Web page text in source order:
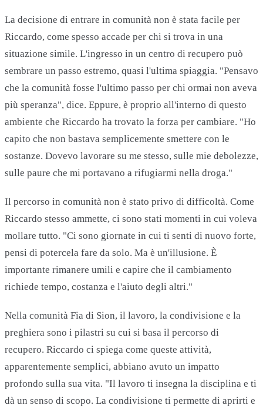
La decisione di entrare in comunità non è stata facile per
Riccardo, come spesso accade per chi si trova in una
situazione simile. L'ingresso in un centro di recupero può
sembrare un passo estremo, quasi l'ultima spiaggia. "Pensavo
che la comunità fosse l'ultimo passo per chi ormai non aveva
più speranza", dice. Eppure, è proprio all'interno di questo
ambiente che Riccardo ha trovato la forza per cambiare. "Ho
capito che non bastava semplicemente smettere con le
sostanze. Dovevo lavorare su me stesso, sulle mie debolezze,
sulle paure che mi portavano a rifugiarmi nella droga."
Il percorso in comunità non è stato privo di difficoltà. Come
Riccardo stesso ammette, ci sono stati momenti in cui voleva
mollare tutto. "Ci sono giornate in cui ti senti di nuovo forte,
pensi di potercela fare da solo. Ma è un'illusione. È
importante rimanere umili e capire che il cambiamento
richiede tempo, costanza e l'aiuto degli altri."
Nella comunità Fia di Sion, il lavoro, la condivisione e la
preghiera sono i pilastri su cui si basa il percorso di
recupero. Riccardo ci spiega come queste attività,
apparentemente semplici, abbiano avuto un impatto
profondo sulla sua vita. "Il lavoro ti insegna la disciplina e ti
dà un senso di scopo. La condivisione ti permette di aprirti e